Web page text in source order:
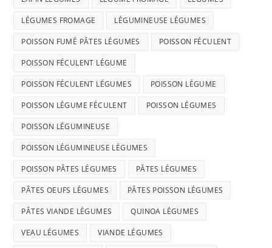
LÉGUMES FROMAGE LÉGUMINEUSE LÉGUMES
POISSON FUMÉ PÂTES LÉGUMES POISSON FÉCULENT
POISSON FÉCULENT LÉGUME
POISSON FÉCULENT LÉGUMES POISSON LÉGUME
POISSON LÉGUME FÉCULENT POISSON LÉGUMES
POISSON LÉGUMINEUSE
POISSON LÉGUMINEUSE LÉGUMES
POISSON PÂTES LÉGUMES PÂTES LÉGUMES
PÂTES OEUFS LÉGUMES PÂTES POISSON LÉGUMES
PÂTES VIANDE LÉGUMES QUINOA LÉGUMES
VEAU LÉGUMES VIANDE LÉGUMES